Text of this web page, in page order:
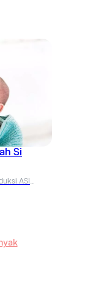
Si
ASI